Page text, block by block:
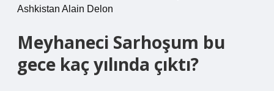
Ashkistan Alain Delon
Meyhaneci Sarhoşum bu
gece kaç yılında çıktı?